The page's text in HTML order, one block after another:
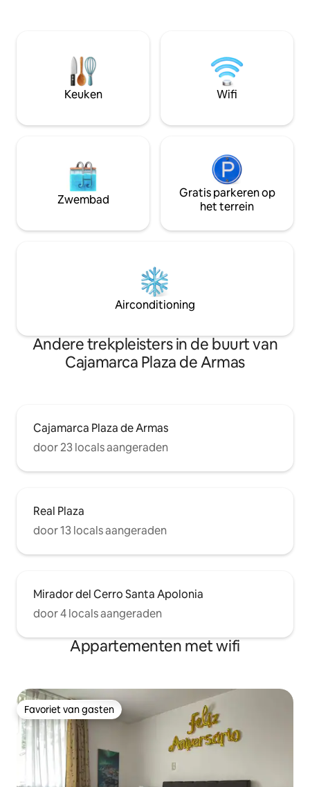
bezienswaardigheden.
genoegen zijn
verwelkomen!
Keuken Wifi
Zwembad
Gratis parkeren op
het terrein
Airconditioning
Andere trekpleisters in de buurt van
Cajamarca Plaza de Armas
Cajamarca Plaza de Armas
door 23 locals aangeraden
Real Plaza
door 13 locals aangeraden
Mirador del Cerro Santa Apolonia
door 4 locals aangeraden
Appartementen met wifi
Favoriet van gasten
Favoriet van gasten